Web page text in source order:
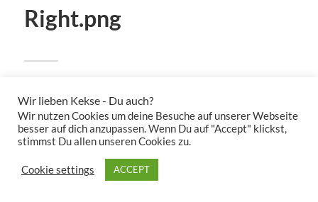
Right.png
April 12, 2024
Auflösung: 1600x1600 px
Wir lieben Kekse - Du auch?
Wir nutzen Cookies um deine Besuche auf unserer Webseite
besser auf dich anzupassen. Wenn Du auf "Accept" klickst,
stimmst Du allen unseren Cookies zu.
Cookie settings ACCEPT